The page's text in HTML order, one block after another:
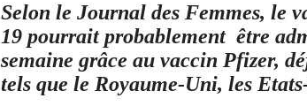
Selon le Journal des Femmes, le
19 pourrait probablement être
semaine grâce au vaccin Pfizer,
tels que le Royaume-Uni, les